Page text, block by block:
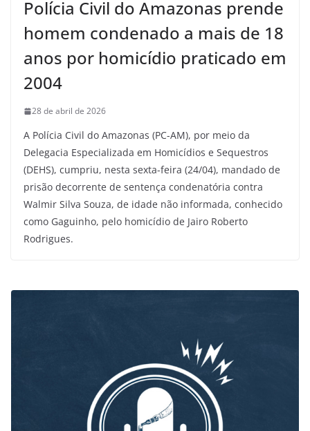
Polícia Civil do Amazonas prende
homem condenado a mais de 18
anos por homicídio praticado em
2004
28 de abril de 2026
A Polícia Civil do Amazonas (PC-AM), por meio da
Delegacia Especializada em Homicídios e Sequestros
(DEHS), cumpriu, nesta sexta-feira (24/04), mandado de
prisão decorrente de sentença condenatória contra
Walmir Silva Souza, de idade não informada, conhecido
como Gaguinho, pelo homicídio de Jairo Roberto
Rodrigues.